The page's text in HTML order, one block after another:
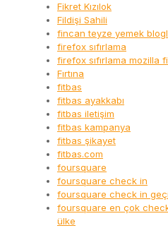
Fikret Kızılok
Fildişi Sahili
fincan teyze yemek
firefox sıfırlama
firefox sıfırlama mozilla
Fırtına
fitbas
fitbas ayakkabı
fitbas iletişim
fitbas kampanya
fitbas şikayet
fitbas.com
foursquare
foursquare check in
foursquare check in
foursquare en çok
ülke